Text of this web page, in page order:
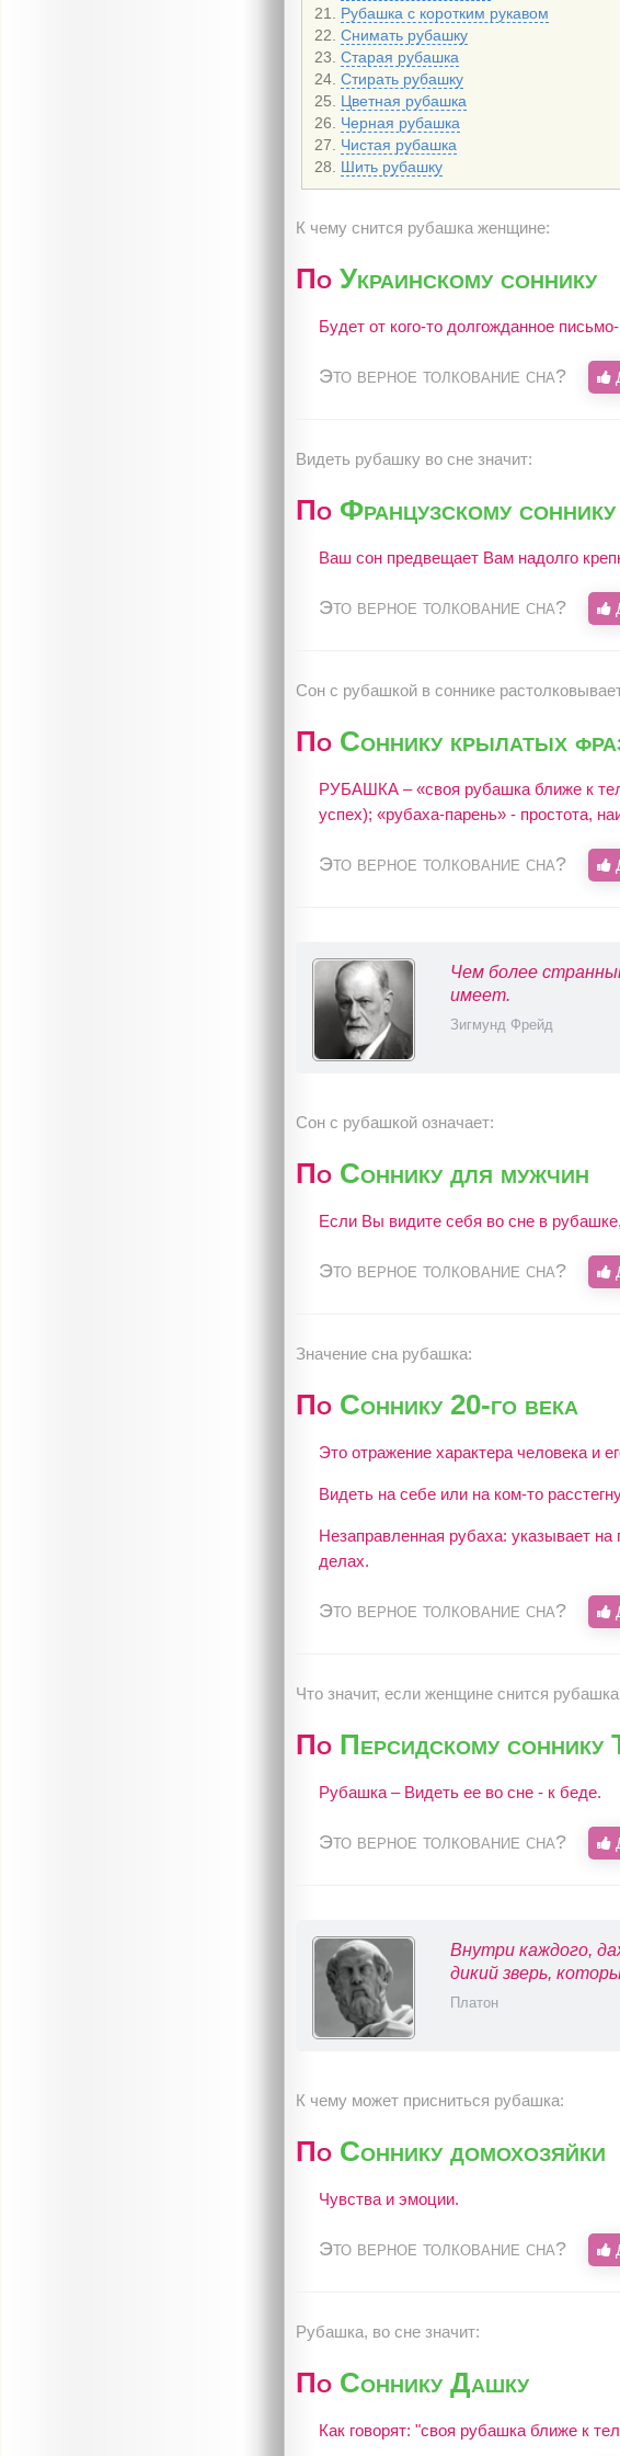
Рубашка с коротким рукавом
Снимать рубашку
Старая рубашка
Стирать рубашку
Цветная рубашка
Черная рубашка
Чистая рубашка
Шить рубашку
К чему снится рубашка женщине:
По Украинскому соннику
Будет от кого-то долгожданное
Это верное толкование сна?
Видеть рубашку во сне значит:
По Французскому соннику
Ваш сон предвещает Вам надолго
Это верное толкование сна?
Сон c рубашкой в соннике
По Соннику крылатых
РУБАШКА – «своя рубашка ближе к
успех); «рубаха-парень» - простота,
Это верное толкование сна?
Чем более
имеет.
Зигмунд Фрейд
Сон с рубашкой означает:
По Соннику для мужчин
Если Вы видите себя во сне в
Это верное толкование сна?
Значение сна рубашка:
По Соннику 20-го века
Это отражение характера человека и
Видеть на себе или на ком-то
Незаправленная рубаха: указывает
делах.
Это верное толкование сна?
Что значит, если женщине снится
По Персидскому соннику
Рубашка – Видеть ее во сне - к беде.
Это верное толкование сна?
Внутри каждого,
дикий зверь,
Платон
К чему может присниться рубашка:
По Соннику домохозяйки
Чувства и эмоции.
Это верное толкование сна?
Рубашка, во сне значит:
По Соннику Дашку
Как говорят: "своя рубашка ближе к